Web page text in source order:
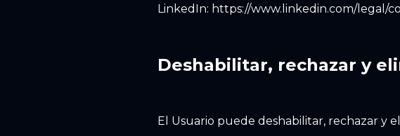
LinkedIn: https://www.linkedin.com/legal/
Deshabilitar, rechazar y
El Usuario puede deshabilitar, rechazar y